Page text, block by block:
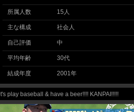
所属人数 15人
主な構成 社会人
自己評価 中
平均年齢 30代
結成年度 2001年
play baseball & have a beer!!!! KANPAI!!!!!